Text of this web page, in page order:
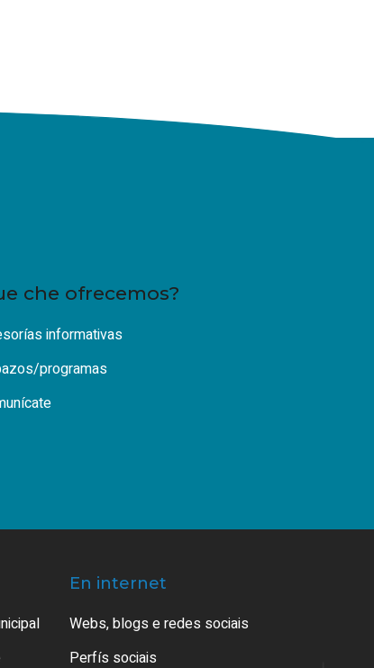
che ofrecemos?
informativas
programas
En internet
Webs, blogs e redes sociais
Perfís sociais